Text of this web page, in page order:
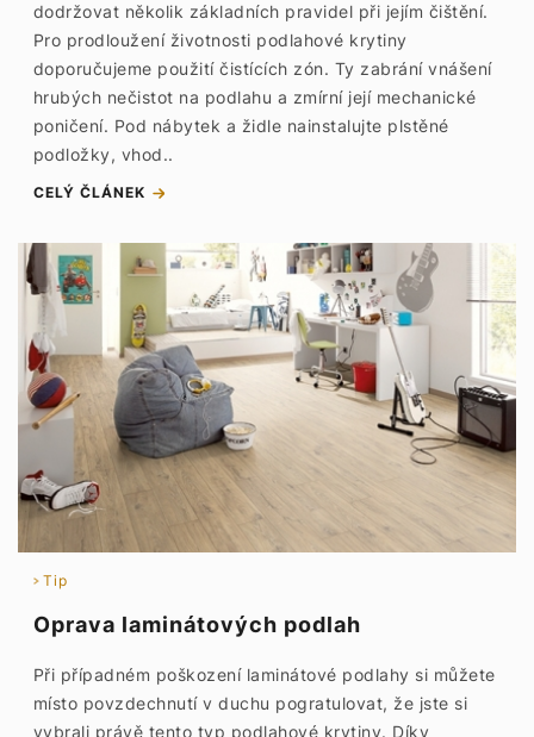
dodržovat několik základních pravidel při jejím čištění.
Pro prodloužení životnosti podlahové krytiny
doporučujeme použití čistících zón. Ty zabrání vnášení
hrubých nečistot na podlahu a zmírní její mechanické
poničení. Pod nábytek a židle nainstalujte plstěné
podložky, vhod..
CELÝ ČLÁNEK
Tip
Oprava laminátových podlah
Při případném poškození laminátové podlahy si můžete
místo povzdechnutí v duchu pogratulovat, že jste si
vybrali právě tento typ podlahové krytiny. Díky